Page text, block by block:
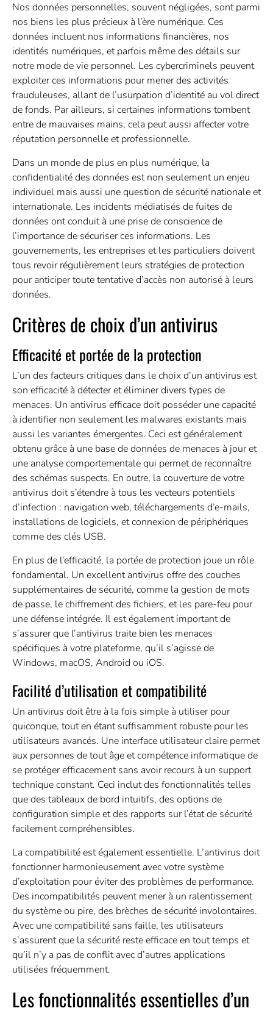
Nos données personnelles, souvent négligées, sont parmi
nos biens les plus précieux à l’ère numérique. Ces
données incluent nos informations financières, nos
identités numériques, et parfois même des détails sur
notre mode de vie personnel. Les cybercriminels peuvent
exploiter ces informations pour mener des activités
frauduleuses, allant de l’usurpation d’identité au vol direct
de fonds. Par ailleurs, si certaines informations tombent
entre de mauvaises mains, cela peut aussi affecter votre
réputation personnelle et professionnelle.
Dans un monde de plus en plus numérique, la
confidentialité des données est non seulement un enjeu
individuel mais aussi une question de sécurité nationale et
internationale. Les incidents médiatisés de fuites de
données ont conduit à une prise de conscience de
l’importance de sécuriser ces informations. Les
gouvernements, les entreprises et les particuliers doivent
tous revoir régulièrement leurs stratégies de protection
pour anticiper toute tentative d’accès non autorisé à leurs
données.
Critères de choix d’un antivirus
Efficacité et portée de la protection
L’un des facteurs critiques dans le choix d’un antivirus est
son efficacité à détecter et éliminer divers types de
menaces. Un antivirus efficace doit posséder une capacité
à identifier non seulement les malwares existants mais
aussi les variantes émergentes. Ceci est généralement
obtenu grâce à une base de données de menaces à jour et
une analyse comportementale qui permet de reconnaître
des schémas suspects. En outre, la couverture de votre
antivirus doit s’étendre à tous les vecteurs potentiels
d’infection : navigation web, téléchargements d’e-mails,
installations de logiciels, et connexion de périphériques
comme des clés USB.
En plus de l’efficacité, la portée de protection joue un rôle
fondamental. Un excellent antivirus offre des couches
supplémentaires de sécurité, comme la gestion de mots
de passe, le chiffrement des fichiers, et les pare-feu pour
une défense intégrée. Il est également important de
s’assurer que l’antivirus traite bien les menaces
spécifiques à votre plateforme, qu’il s’agisse de
Windows, macOS, Android ou iOS.
Facilité d’utilisation et compatibilité
Un antivirus doit être à la fois simple à utiliser pour
quiconque, tout en étant suffisamment robuste pour les
utilisateurs avancés. Une interface utilisateur claire permet
aux personnes de tout âge et compétence informatique de
se protéger efficacement sans avoir recours à un support
technique constant. Ceci inclut des fonctionnalités telles
que des tableaux de bord intuitifs, des options de
configuration simple et des rapports sur l’état de sécurité
facilement compréhensibles.
La compatibilité est également essentielle. L’antivirus doit
fonctionner harmonieusement avec votre système
d’exploitation pour éviter des problèmes de performance.
Des incompatibilités peuvent mener à un ralentissement
du système ou pire, des brèches de sécurité involontaires.
Avec une compatibilité sans faille, les utilisateurs
s’assurent que la sécurité reste efficace en tout temps et
qu’il n’y a pas de conflit avec d’autres applications
utilisées fréquemment.
Les fonctionnalités essentielles d’un